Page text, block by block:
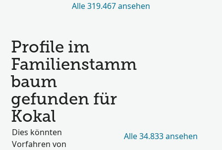
Alle 319.467 ansehen
Profile im
Familienstamm
baum
gefunden für
Kokal
Dies könnten
Vorfahren von
Alle 34.833 ansehen